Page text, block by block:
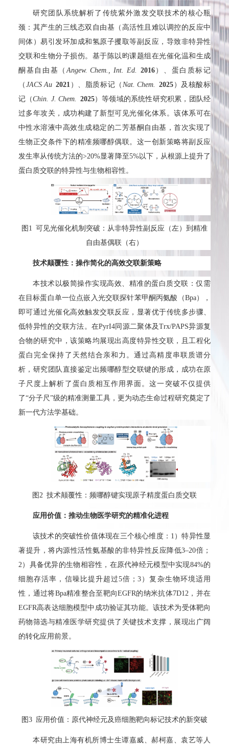
研究团队系统解析了传统紫外激发交联技术的核心瓶
颈：其产生的三线态双自由基（高活性且难以调控的反应中
间体）易引发环加成和氢原子攫取等副反应，导致非特异性
交联和生物分子损伤。基于陈以昀课题组在光催化温和生成
酮基自由基（Angew. Chem., Int. Ed. 2016）、蛋白质标记
（ JACS Au2021 ）、脂质标记（ Nat. Chem.2025 ）及核酸标
记（Chin. J. Chem. 2025）等领域的系统性研究积累，团队经
过多年攻关，成功构建了新型可见光催化体系。该体系可在
中性水溶液中高效生成稳定的二芳基酮自由基，首次实现了
生物正交条件下的精准频哪醇偶联。这一创新策略将副反应
发生率从传统方法的>20%显著降至5%以下，从根源上提升了
蛋白质交联的特异性与生物相容性。
图1 可见光催化机制突破：从非特异性副反应（左）到精准
自由基偶联（右）
技术颠覆性：操作简化的高效交联新策略
本技术以极简操作实现高效、精准的蛋白质交联：仅需
在目标蛋白单一位点嵌入光交联探针苯甲酮丙氨酸（Bpa），
即可通过光催化高效触发交联反应，显著优于传统多步骤、
低特异性的交联方法。在PyrI4同源二聚体及Trx/PAPS异源复
合物的研究中，该策略均展现出高度特异性交联，且工程化
蛋白完全保持了天然结合亲和力。通过高精度串联质谱分
析，研究团队直接鉴定出频哪醇型交联键的形成，成功在原
子尺度上解析了蛋白质相互作用界面。这一突破不仅提供
了“分子尺”级的精准测量工具，更为动态生命过程研究奠定了
新一代方法学基础。
图2 技术颠覆性：频哪醇键实现原子精度蛋白质交联
应用价值：推动生物医学研究的精准化进程
该技术的突破性价值体现在三个核心维度：1）特异性显
著提升，将内源性活性氨基酸的非特异性反应降低3–20倍；
2）具备优异的生物相容性，在原代神经元模型中实现84%的
细胞存活率，信噪比提升超过5倍；3）复杂生物环境适用
性，通过将Bpa精准整合至靶向EGFR的纳米抗体7D12，并在
EGFR高表达细胞模型中成功验证其功能。该技术为受体靶向
药物筛选与精准医学研究提供了关键技术支撑，展现出广阔
的转化应用前景。
图3 应用价值：原代神经元及癌细胞靶向标记技术的新突破
本研究由上海有机所博士生谭嘉威、郝柯嘉、袁艺等人